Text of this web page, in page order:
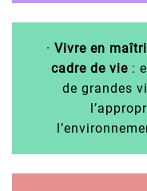
· Vivre en
cadre de vie :
de grandes